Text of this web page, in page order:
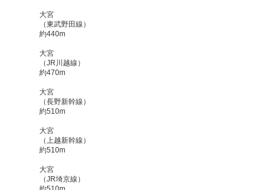
大宮
（東武野田線）
約440m
大宮
（JR川越線）
約470m
大宮
（長野新幹線）
約510m
大宮
（上越新幹線）
約510m
大宮
（JR埼京線）